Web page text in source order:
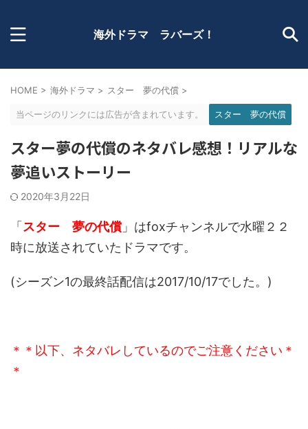
海外ドラマ ラバーズ！
HOME > 海外ドラマ > スター 夢の代償 >
当ページのリンクには広告が含まれています。 スター 夢の代償
スター夢の代償のネタバレ感想！リアルな
夢追いストーリー
2020年3月22日
「 スター 夢の代償 」はfoxチャンネルで水曜２２
時に放送されていたドラマです。
(シーズン1の最終話配信は2017/10/17でした。)
＊＊以下、ネタバレしているのでご注意ください＊
＊